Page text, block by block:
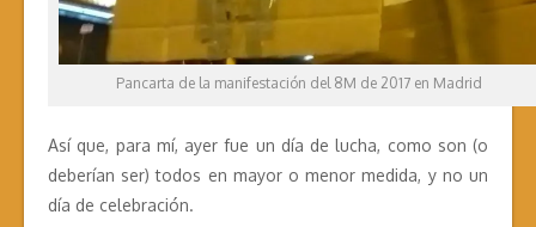
Pancarta de la manifestación del 8M de 2017 en Madrid
Así que, para mí, ayer fue un día de lucha, como son (o
deberían ser) todos en mayor o menor medida, y no un
día de celebración.